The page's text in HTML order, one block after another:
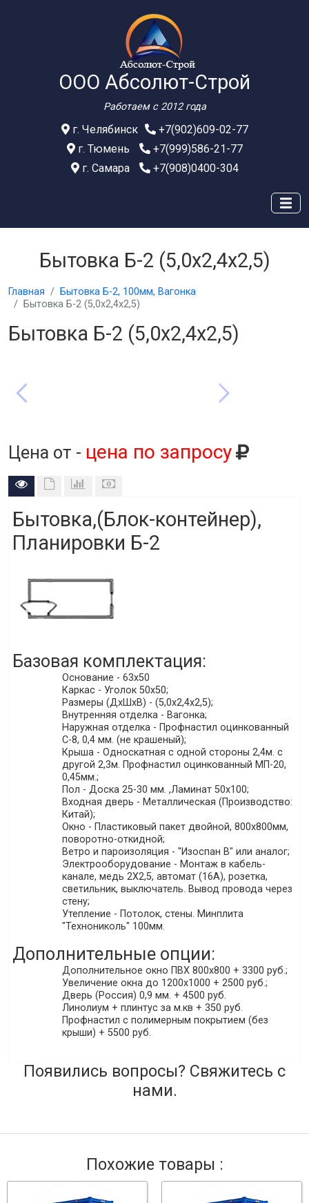
ООО Абсолют-Строй
Работаем с 2012 года
г. Челябинск
+7(902)609-02-77
г. Тюмень
+7(999)586-21-77
г. Самара
+7(908)0400-304
Бытовка Б-2 (5,0х2,4х2,5)
Главная
Бытовка Б-2, 100мм, Вагонка
Бытовка Б-2 (5,0х2,4х2,5)
Бытовка Б-2 (5,0х2,4х2,5)
Цена от - цена по запросу
Бытовка,(Блок-контейнер),
Планировки Б-2
Базовая комплектация:
Основание - 63х50
Каркас - Уголок 50х50;
Размеры (ДхШхВ) - (5,0х2,4х2,5);
Внутренняя отделка - Вагонка;
Наружная отделка - Профнастил оцинкованный
С-8, 0,4 мм. (не крашеный);
Крыша - Односкатная с одной стороны 2,4м. с
другой 2,3м. Профнастил оцинкованный МП-20,
0,45мм.;
Пол - Доска 25-30 мм. ,Ламинат 50х100;
Входная дверь - Металлическая (Производство:
Китай);
Окно - Пластиковый пакет двойной, 800х800мм,
поворотно-откидной;
Ветро и пароизоляция - "Изоспан В" или аналог;
Электрооборудование - Монтаж в кабель-
канале, медь 2Х2,5, автомат (16А), розетка,
светильник, выключатель. Вывод провода через
стену;
Утепление - Потолок, стены. Минплита
"Технониколь" 100мм.
Дополнительные опции:
Дополнительное окно ПВХ 800х800 + 3300 руб.;
Увеличение окна до 1200х1000 + 2500 руб.;
Дверь (Россия) 0,9 мм. + 4500 руб.
Линолиум + плинтус за м.кв + 350 руб.
Профнастил с полимерным покрытием (без
крыши) + 5500 руб.
Появились вопросы? Свяжитесь с
нами.
Похожие товары :